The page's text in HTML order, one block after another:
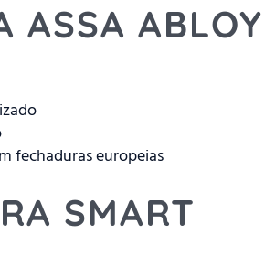
ASSA ABLOY
fechaduras europeias
SMART